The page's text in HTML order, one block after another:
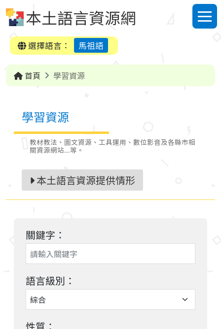
本土語言資源網
選單
選擇語言：
馬祖語
首頁 學習資源
學習資源
教材教法、圖文資源、工具運用、數位影音及各縣市相
關資源網站...等。
本土語言資源提供情形
關鍵字：
語言級別：